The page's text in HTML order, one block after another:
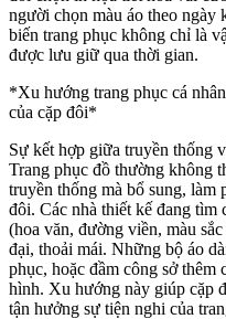
người chọn màu áo theo
biến trang phục không chỉ là
được lưu giữ qua thời gian.
*Xu hướng trang phục cá
của cặp đôi*
Sự kết hợp giữa truyền thống
Trang phục đồ thường không
truyền thống mà bổ sung, làm
đôi. Các nhà thiết kế đang tìm
(hoa văn, đường viền, màu
đại, thoải mái. Những bộ áo
phục, hoặc đầm công sở
hình. Xu hướng này giúp cặp
tận hưởng sự tiện nghi của